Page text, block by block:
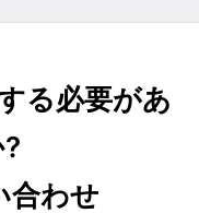
る必要があ
合わせ